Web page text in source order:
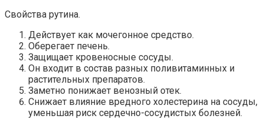
Свойства рутина.
Действует как мочегонное средство.
Оберегает печень.
Защищает кровеносные сосуды.
Он входит в состав разных поливитаминных и
растительных препаратов.
Заметно понижает венозный отек.
Снижает влияние вредного холестерина на сосуды,
уменьшая риск сердечно-сосудистых болезней.